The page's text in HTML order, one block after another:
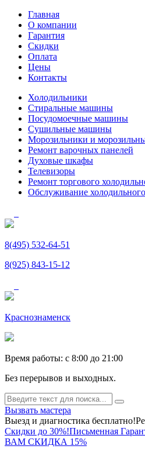
Главная
О компании
Гарантия
Скидки
Оплата
Цены
Контакты
Холодильники
Стиральные машины
Посудомоечные машины
Сушильные машины
Морозильники и
Ремонт варочных панелей
Духовые шкафы
Телевизоры
Ремонт торгового
Обслуживание
8(495) 532-64-51
8(925) 843-15-12
Краснознаменск
Время работы: c 8:00 до 21:00
Без перерывов и выходных.
Вызвать мастера
Выезд и диагностика бесплатно!
Скидки до 30%!Письменная
ВАМ СКИДКА 15%